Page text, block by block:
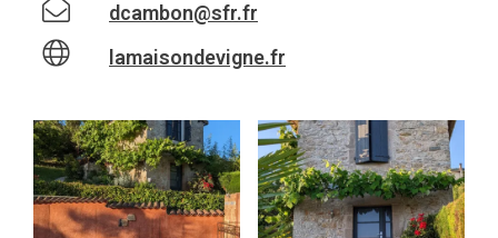
dcambon@sfr.fr
lamaisondevigne.fr